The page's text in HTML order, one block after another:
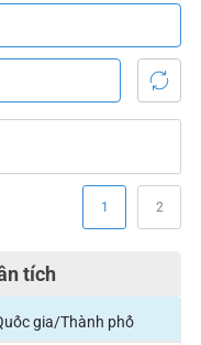
tích
1 2
gia/Thành phố